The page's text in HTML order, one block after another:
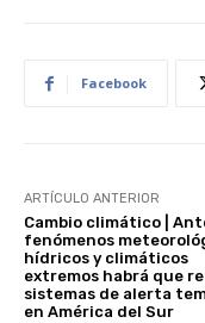
Facebook
ARTÍCULO ANTERIOR
Cambio climático |
fenómenos
hídricos y climáticos
extremos habrá que
sistemas de alerta
en América del Sur